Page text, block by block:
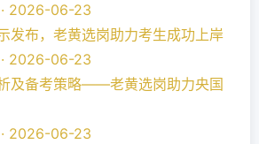
2026-06-23
发布，老黄选岗助力考生成功上岸
2026-06-23
及备考策略——老黄选岗助力央国
2026-06-23